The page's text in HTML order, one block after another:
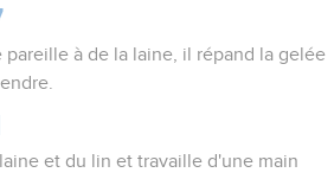
pareille à de la laine, il répand la gelée
et du lin et travaille d'une main